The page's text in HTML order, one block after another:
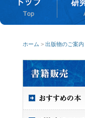
ホーム > 出版物のご案内